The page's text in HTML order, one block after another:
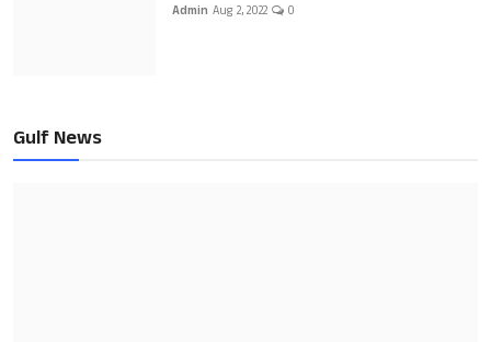
Admin Aug 2, 2022 0
Gulf News